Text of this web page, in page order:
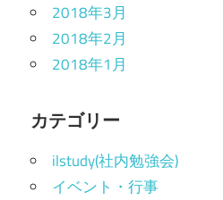
2018年3月
2018年2月
2018年1月
カテゴリー
ilstudy(社内勉強会)
イベント・行事